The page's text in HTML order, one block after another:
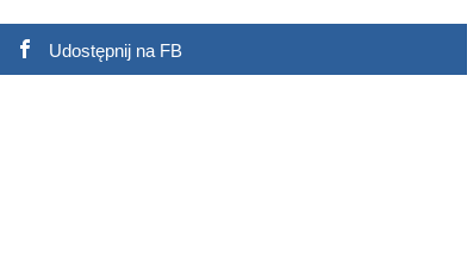
Udostępnij na FB